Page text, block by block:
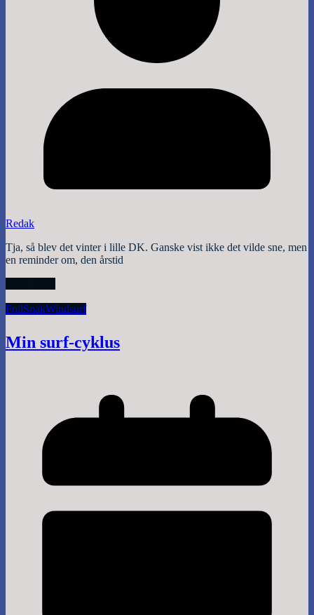
Redak
Tja, så blev det vinter i lille DK. Ganske vist ikke det vilde sne, men
en reminder om, den årstid
FoilSnakWindsurf
Min surf-cyklus